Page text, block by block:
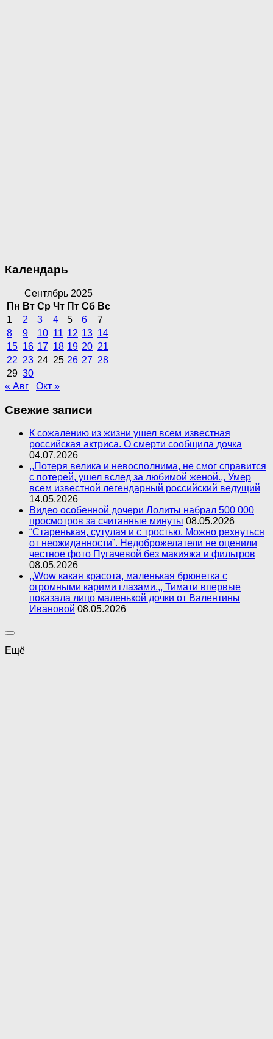
Календарь
Сентябрь 2025
Пн Вт Ср Чт Пт Сб Вс
1
2 3 4 5 6
7
8
9 10 11 12 13 14
15 16 17 18 19 20 21
22 23 24 25 26 27 28
29 30
« Авг
Окт »
Свежие записи
К сожалению из жизни ушел всем известная
российская актриса. О смерти сообщила дочка
04.07.2026
,,Потеря велика и невосполнима, не смог справится
с потерей, ушел вслед за любимой женой.,, Умер
всем известной легендарный российский ведущий
14.05.2026
Видео особенной дочери Лолиты набрал 500 000
просмотров за считанные минуты 08.05.2026
“Старенькая, сутулая и с тростью. Можно рехнуться
от неожиданности”. Недоброжелатели не оценили
честное фото Пугачевой без макияжа и фильтров
08.05.2026
,,Wow какая красота, маленькая брюнетка с
огромными карими глазами.,, Тимати впервые
показала лицо маленькой дочки от Валентины
Ивановой 08.05.2026
Ещё